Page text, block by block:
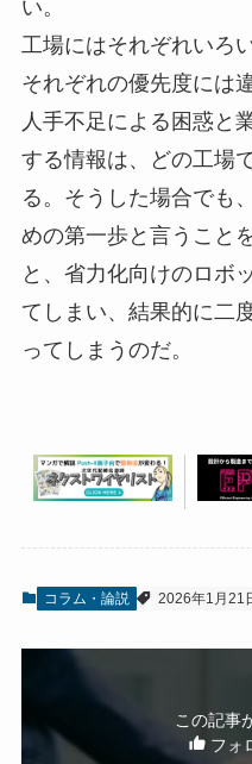
い。
工場にはそれぞれいろ
それぞれの優先度には
人手不足による困惑と
する情報は、どの工場
る。そうした場合でも
めの第一歩と言うこと
と、省力化向けのロボ
てしまい、結果的に二
ってしまうのだ。
コラム・論説 2026年1月21
この記事
フォ